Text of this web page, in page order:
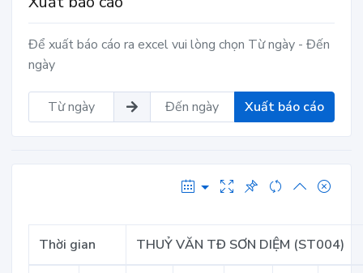
Để xuất báo cáo ra excel vui lòng chọn Từ ngày - Đến
ngày
Xuất báo cáo
Thời gian THUỶ VĂN TĐ SƠN DIỆM (ST004)